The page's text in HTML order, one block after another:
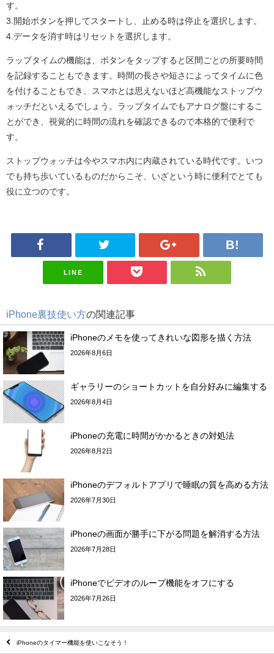
す。
3.開始ボタンを押してスタートし、止める時は停止を選択します。
4.データを消す時はリセットを選択します。
ラップタイムの機能は、ボタンをタップすると区間ごとの所要時間
を記録することもできます。時間の長さや短さによってタイムに色
を付けることもでき、スマホとは思えないほど高機能なストップウ
ォッチだといえるでしょう。ラップタイムでもアナログ盤にするこ
とができ、視覚的に時間の流れを確認できるので本格的で便利で
す。
ストップウォッチは今やスマホ内に内蔵されている時代です。いつ
でも持ち歩いているものだからこそ、いざという時に便利でとても
役に立つのです。
LINE
iPhone裏技使い方の関連記事
iPhoneのメモを使ってきれいな図形を描く方法
2026年8月6日
ギャラリーのショートカットを自分好みに編集する
2026年8月4日
iPhoneの充電に時間がかかるときの対処法
2026年8月2日
iPhoneのデフォルトアプリで睡眠の質を高める方法
2026年7月30日
iPhoneの画面が勝手に下がる問題を解消する方法
2026年7月28日
iPhoneでビデオのループ機能をオフにする
2026年7月26日
iPhoneのタイマー機能を使いこなそう！